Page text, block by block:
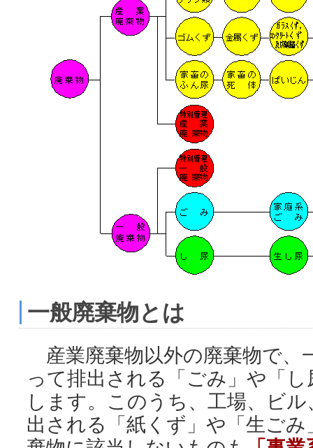
一般廃棄物とは
産業廃棄物以外の廃棄物で、
って排出される「ごみ」や「
します。このうち、工場、ビ
出される「紙くず」や「生ご